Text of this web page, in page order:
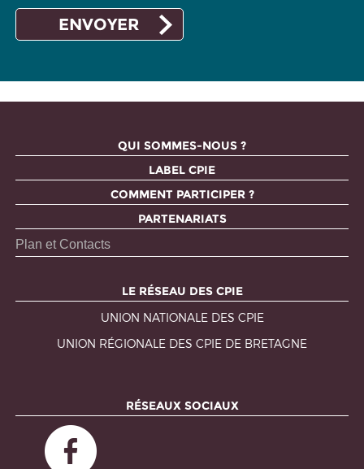
QUI SOMMES-NOUS ?
LABEL CPIE
COMMENT PARTICIPER ?
PARTENARIATS
Plan et Contacts
LE RÉSEAU DES CPIE
UNION NATIONALE DES CPIE
UNION RÉGIONALE DES CPIE DE BRETAGNE
RÉSEAUX SOCIAUX